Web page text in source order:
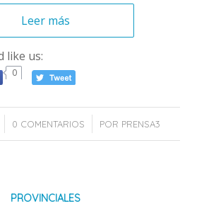
Leer más
like us:
0
0 COMENTARIOS
/ POR PRENSA3
PROVINCIALES